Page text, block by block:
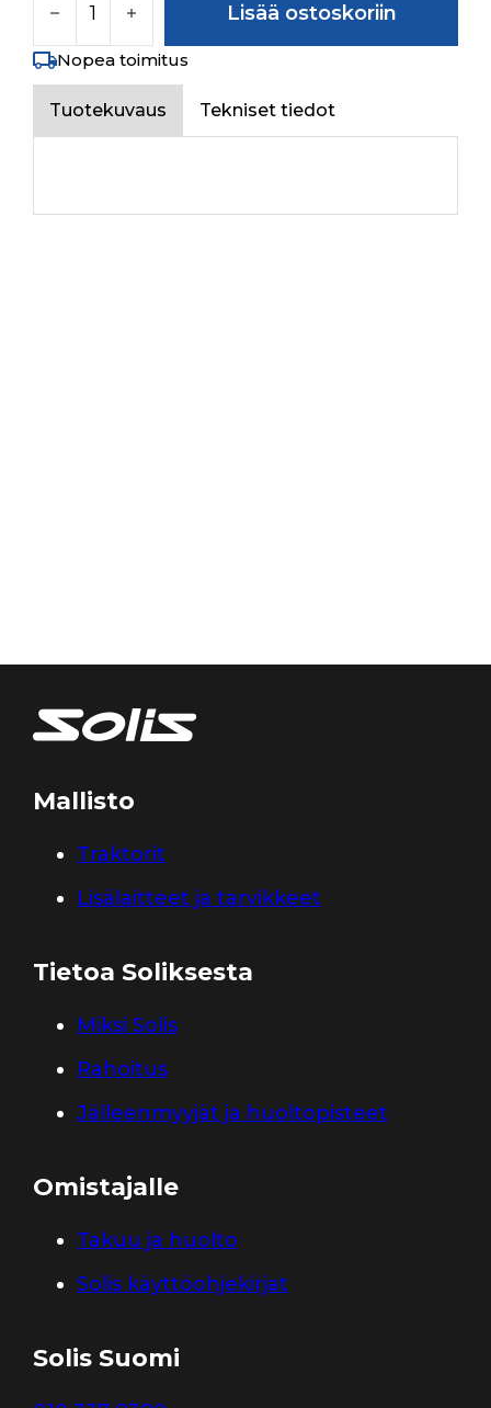
Lisää ostoskoriin
Nopea toimitus
Tuotekuvaus Tekniset tiedot
Mallisto
Traktorit
Lisälaitteet ja tarvikkeet
Tietoa Soliksesta
Miksi Solis
Rahoitus
Jälleenmyyjät ja huoltopisteet
Omistajalle
Takuu ja huolto
Solis käyttöohjekirjat
Solis Suomi